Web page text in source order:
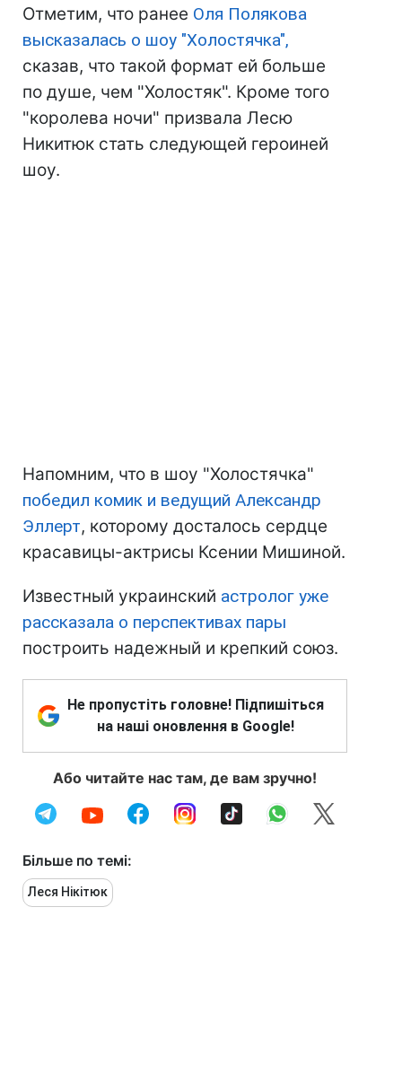
Отметим, что ранее Оля Полякова
высказалась о шоу "Холостячка",
сказав, что такой формат ей больше
по душе, чем "Холостяк". Кроме того
"королева ночи" призвала Лесю
Никитюк стать следующей героиней
шоу.
Напомним, что в шоу "Холостячка"
победил комик и ведущий Александр
Эллерт, которому досталось сердце
красавицы-актрисы Ксении Мишиной.
Известный украинский астролог уже
рассказала о перспективах пары
построить надежный и крепкий союз.
Не пропустіть головне! Підпишіться
на наші оновлення в Google!
Або читайте нас там, де вам зручно!
Більше по темі:
Леся Нікітюк